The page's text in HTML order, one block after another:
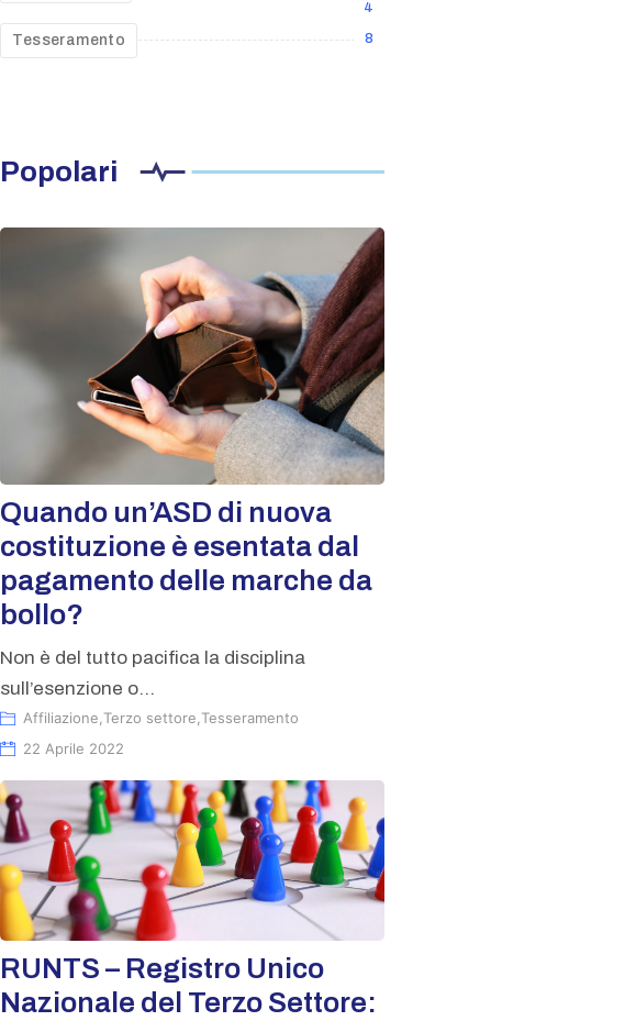
4
Tesseramento 8
Popolari
Quando un’ASD di nuova
costituzione è esentata dal
pagamento delle marche da
bollo?
Non è del tutto pacifica la disciplina
sull’esenzione o...
Affiliazione Terzo settore Tesseramento
22 Aprile 2022
RUNTS – Registro Unico
Nazionale del Terzo Settore: